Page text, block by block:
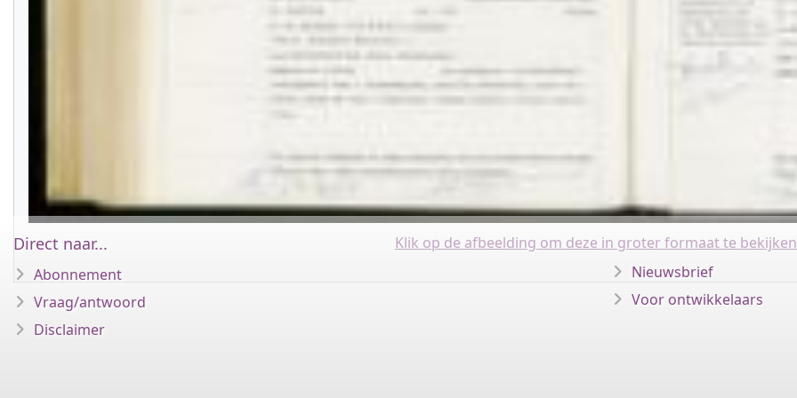
Klik op de afbeelding om deze in groter formaat te
Direct naar...
Abonnement
Vraag/antwoord
Disclaimer
Nieuwsbrief
Voor ontwikkelaars